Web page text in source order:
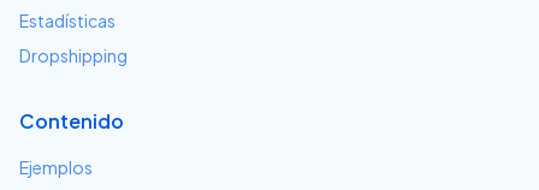
Estadísticas
Dropshipping
Contenido
Ejemplos